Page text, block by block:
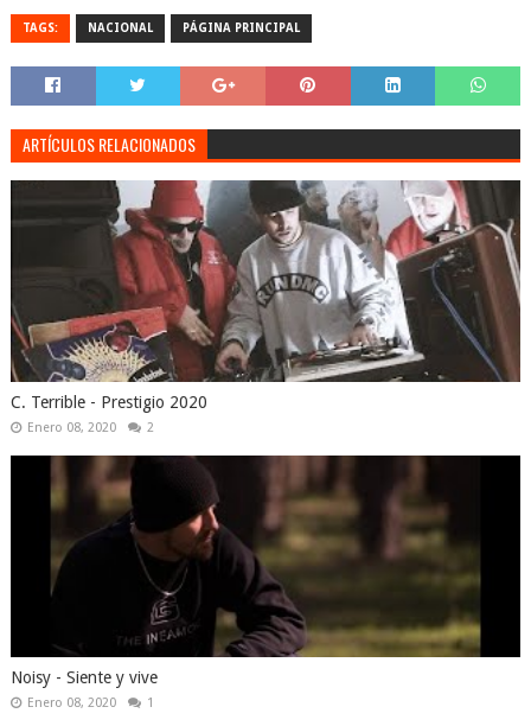
TAGS: NACIONAL PÁGINA PRINCIPAL
ARTÍCULOS RELACIONADOS
C. Terrible - Prestigio 2020
Enero 08, 2020 2
Noisy - Siente y vive
Enero 08, 2020 1